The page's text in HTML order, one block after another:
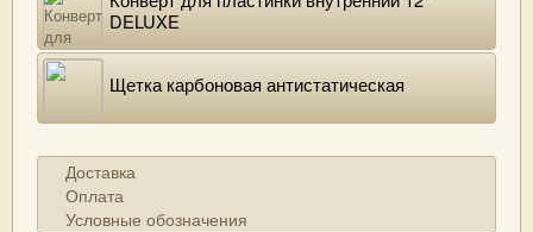
DELUXE
Щетка карбоновая антистатическая
Доставка
Оплата
Условные обозначения